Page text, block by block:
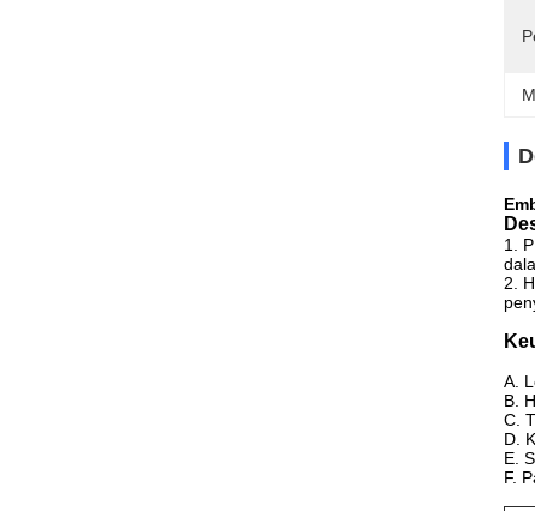
1.
2.
A.
B.
C.
D.
E.
F.